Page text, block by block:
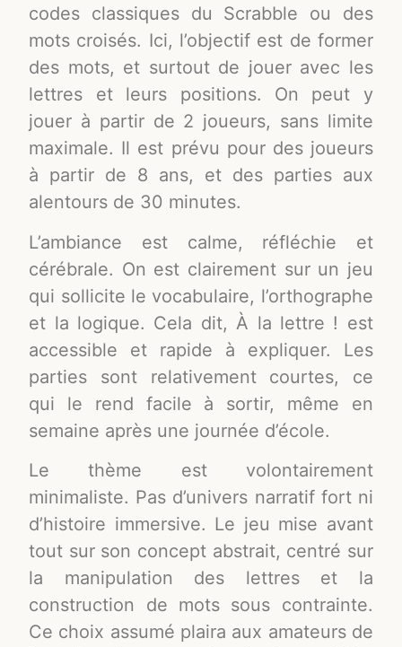
codes classiques du Scrabble ou des
mots croisés. Ici, l’objectif est de former
des mots, et surtout de jouer avec les
lettres et leurs positions. On peut y
jouer à partir de 2 joueurs, sans limite
maximale. Il est prévu pour des joueurs
à partir de 8 ans, et des parties aux
alentours de 30 minutes.
L’ambiance est calme, réfléchie et
cérébrale. On est clairement sur un jeu
qui sollicite le vocabulaire, l’orthographe
et la logique. Cela dit, À la lettre ! est
accessible et rapide à expliquer. Les
parties sont relativement courtes, ce
qui le rend facile à sortir, même en
semaine après une journée d’école.
Le thème est volontairement
minimaliste. Pas d’univers narratif fort ni
d’histoire immersive. Le jeu mise avant
tout sur son concept abstrait, centré sur
la manipulation des lettres et la
construction de mots sous contrainte.
Ce choix assumé plaira aux amateurs de